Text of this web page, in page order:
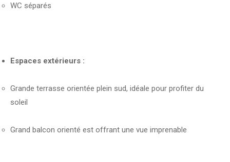
WC séparés
Espaces extérieurs :
Grande terrasse orientée plein sud, idéale pour profiter du
soleil
Grand balcon orienté est offrant une vue imprenable